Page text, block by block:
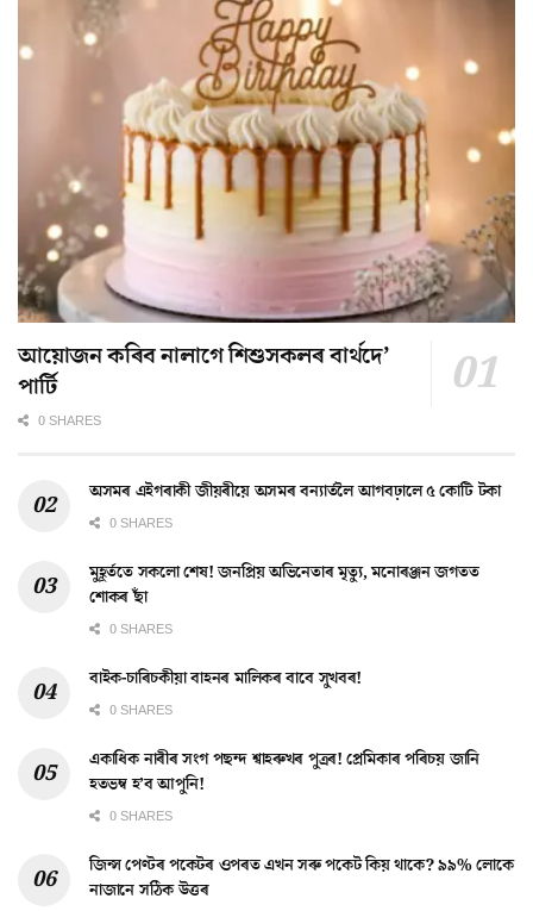
আয়োজন কৰিব নালাগে শিশুসকলৰ বাৰ্থদে’
পাৰ্টি
0 SHARES
অসমৰ এইগৰাকী জীয়ৰীয়ে অসমৰ বন্যাৰ্তলৈ আগবঢ়ালে ৫ কোটি টকা
0 SHARES
মুহূৰ্ততে সকলো শেষ! জনপ্ৰিয় অভিনেতাৰ মৃত্যু, মনোৰঞ্জন জগতত
শোকৰ ছাঁ
0 SHARES
বাইক-চাৰিচকীয়া বাহনৰ মালিকৰ বাবে সুখবৰ!
0 SHARES
একাধিক নাৰীৰ সংগ পছন্দ শ্বাহৰুখৰ পুত্ৰৰ! প্ৰেমিকাৰ পৰিচয় জানি
হতভম্ব হ’ব আপুনি!
0 SHARES
জিন্স পেণ্টৰ পকেটৰ ওপৰত এখন সৰু পকেট কিয় থাকে? ৯৯% লোকে
নাজানে সঠিক উত্তৰ